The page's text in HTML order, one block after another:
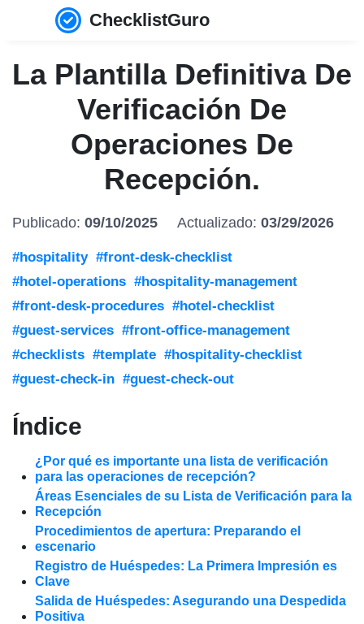
ChecklistGuro
La Plantilla Definitiva De
Verificación De
Operaciones De
Recepción.
Publicado: 09/10/2025 Actualizado: 03/29/2026
#hospitality #front-desk-checklist
#hotel-operations #hospitality-management
#front-desk-procedures #hotel-checklist
#guest-services #front-office-management
#checklists #template #hospitality-checklist
#guest-check-in #guest-check-out
Índice
¿Por qué es importante una lista de verificación
para las operaciones de recepción?
Áreas Esenciales de su Lista de Verificación para la
Recepción
Procedimientos de apertura: Preparando el
escenario
Registro de Huéspedes: La Primera Impresión es
Clave
Salida de Huéspedes: Asegurando una Despedida
Positiva